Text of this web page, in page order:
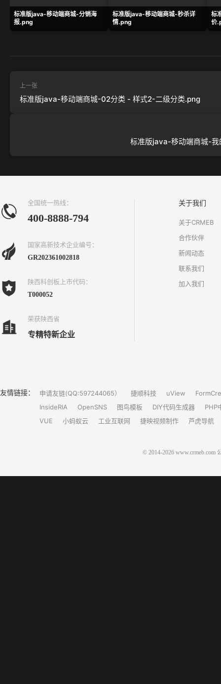
标准版java-移动端商城-分销海
报.png
标准版java-移动端商城-秒杀详
情.png
标
价
上一张
标准版java-移动端商城-02分类 - 样式2-二级分类.png
标准版java-移动端商城-我
全国统一热线：
400-8888-794
国家高新技术企业编号：
GR202361002818
陕西科创板上市代码：
T000052
荣获陕西省
专精特新企业
关于我们
关于CRMEB
合作伙伴
新闻动态
联系我们
加入我们
友情链接： 申请友链(QQ:597244065） 捷顺科技 uView
InsideRIA
OpenSNS 图鸟模板 DIY代码生成器
PHP
VUE
小蚂蚁云 工业互联网 捷映视频制作 芦虎导航
© 2014-2026